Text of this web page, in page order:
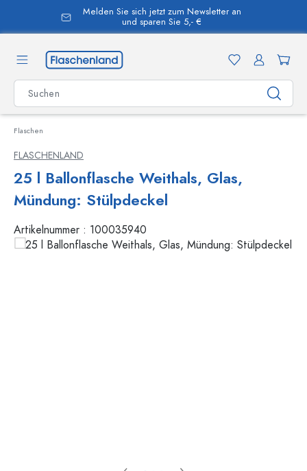
springen
Melden Sie sich jetzt zum Newsletter an
und sparen Sie 5,- €
Flaschen
FLASCHENLAND
25 l Ballonflasche Weithals, Glas,
Mündung: Stülpdeckel
Artikelnummer : 100035940